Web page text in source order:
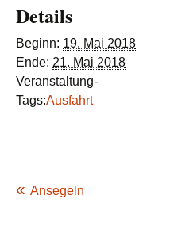
Details
Beginn: 19. Mai 2018
Ende: 21. Mai 2018
Veranstaltung-
Tags:Ausfahrt
Ansegeln